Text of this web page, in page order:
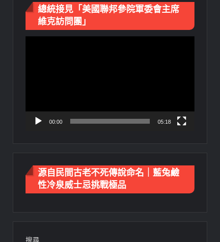
總統接見「美國聯邦參院軍委會主席
維克訪問團」
00:00 05:18
源自民間古老不死傳說命名｜藍兔鹼
性冷泉威士忌挑戰極品
搜尋